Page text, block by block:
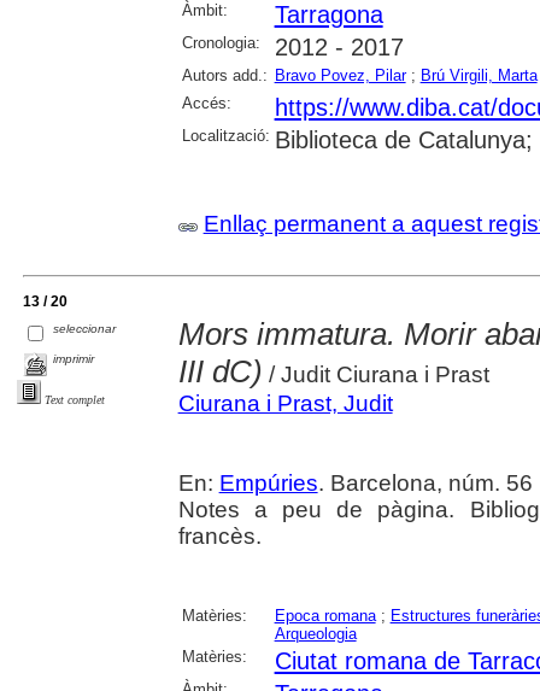
Àmbit: Tarragona
Cronologia: 2012 - 2017
Autors add.: Bravo Povez, Pilar; Brú Virgili, Marta
Accés:
https://www.diba.cat/
Localització: Biblioteca de
Enllaç permanent a aquest
13 / 20
seleccionar
imprimir
Text complet
Mors immatura. Morir
III dC) / Judit Ciurana i Prast
Ciurana i Prast, Judit
En: Empúries. Barcelona, núm.
Notes a peu de pàgina.
francès.
Matèries: Epoca romana; Estructures
Arqueologia
Matèries:
Ciutat romana de